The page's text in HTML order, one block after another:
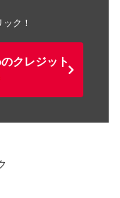
ク！
クレジット